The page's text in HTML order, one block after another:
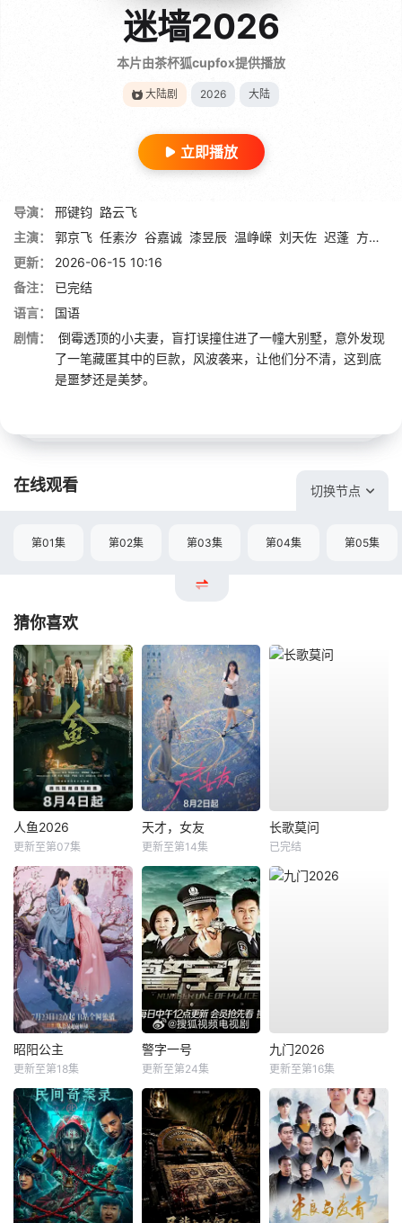
迷墙2026
本片由茶杯狐cupfox提供播放
大陆剧 2026 大陆
立即播放
导演： 邢键钧 路云飞
主演：
郭京飞 任素汐 谷嘉诚 漆昱辰 温峥嵘 刘天佐 迟蓬 方芳
更新：
2026-06-15 10:16
备注：
已完结
语言：
国语
剧情：
倒霉透顶的小夫妻，盲打误撞住进了一幢大别墅，意外发现
了一笔藏匿其中的巨款，风波袭来，让他们分不清，这到底
是噩梦还是美梦。
在线观看 切换节点
第01集 第02集 第03集 第04集 第05集
猜你喜欢
人鱼2026
更新至第07集
天才，女友
更新至第14集
长歌莫问
已完结
昭阳公主
更新至第18集
警字一号
更新至第24集
九门2026
更新至第16集